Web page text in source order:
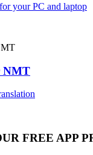
your PC and laptop
NMT
FREE APP